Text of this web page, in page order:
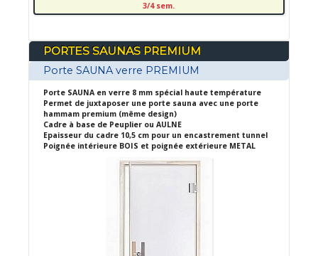
3/4 sem.
PORTES SAUNAS PREMIUM
Porte SAUNA verre PREMIUM
Porte SAUNA en verre 8 mm spécial haute température
Permet de juxtaposer une porte sauna avec une porte
hammam premium (même design)
Cadre à base de Peuplier ou AULNE
Epaisseur du cadre 10,5 cm pour un encastrement tunnel
Poignée intérieure BOIS et poignée extérieure METAL